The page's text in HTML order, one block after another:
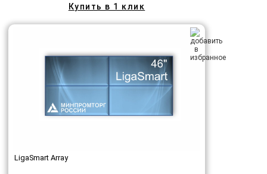
Купить в 1 клик
LigaSmart Array